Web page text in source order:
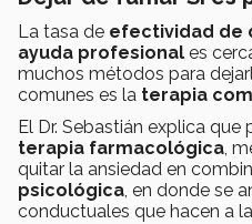
La tasa de efectividad de
ayuda profesional es
muchos métodos para
comunes es la terapia
El Dr. Sebastián explica
terapia farmacológica,
quitar la ansiedad en
psicológica, en donde se
conductuales que hacen a